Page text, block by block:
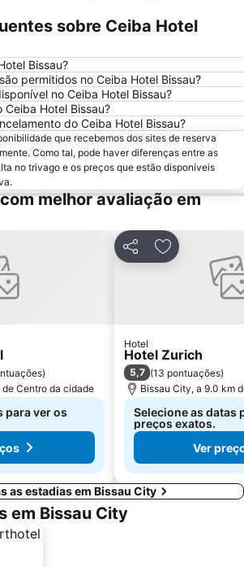
sobre Ceiba Hotel
Bissau?
permitidos no Ceiba Hotel Bissau?
no Ceiba Hotel Bissau?
Hotel Bissau?
do Ceiba Hotel Bissau?
que recebemos dos sites de reserva
Como tal, pode haver diferenças entre as
no trivago e os preços que estão disponíveis
melhor avaliação em
favoritos
)
de Centro da cidade
para ver os
PartilharAdicionar
Hotel
Hotel Zurich
5,7 (13 pontuações)
Bissau City, a 9.0 km
Selecione as datas
preços exatos.
Ver
as estadias em Bissau City
em Bissau City